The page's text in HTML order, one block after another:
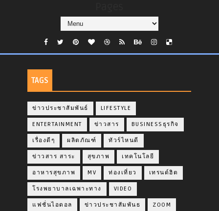
TAGS
ข่าวประชาสัมพันธ์ LIFESTYLE
ENTERTAINMENT ข่าวสาร BUSINESSธุรกิจ
เรื่องดีๆ ผลิตภัณฑ์ ทัวร์ไหนดี
ข่าวสาร สาระ สุขภาพ เทคโนโลยี
อาหารสุขภาพ MV ท่องเที่ยว เทรนด์ฮิต
โรงพยาบาลเฉพาะทาง VIDEO
แฟชั่นไอดอล ข่าวประชาสัมพันธ ZOOM